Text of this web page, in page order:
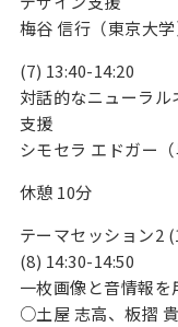
梅谷 信行（東京大学
(7) 13:40-14:20
対話的なニューラ
支援
シモセラ エドガー（
休憩 10分
テーマセッション2
(8) 14:30-14:50
一枚画像と音情報を
○土屋 志高、板摺